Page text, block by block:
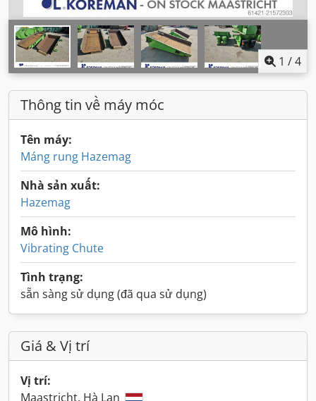
1 /4
Thông tin về máy móc
Tên máy:
Máng rung Hazemag
Nhà sản xuất:
Hazemag
Mô hình:
Vibrating Chute
Tình trạng:
sẵn sàng sử dụng (đã qua sử dụng)
Giá & Vị trí
Vị trí:
Maastricht, Hà Lan